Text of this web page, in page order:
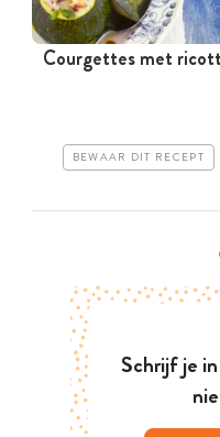
Courgettes met
BEWAAR DIT RECEPT
Schrijf je